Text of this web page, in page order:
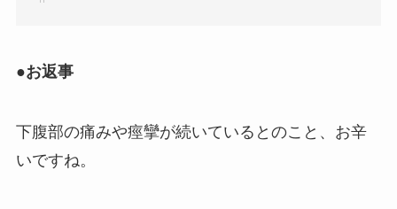
●お返事
下腹部の痛みや痙攣が続いているとのこと、お辛
いですね。